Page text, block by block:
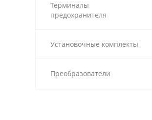
Терминалы
предохранителя
Установочные комплекты
Преобразователи